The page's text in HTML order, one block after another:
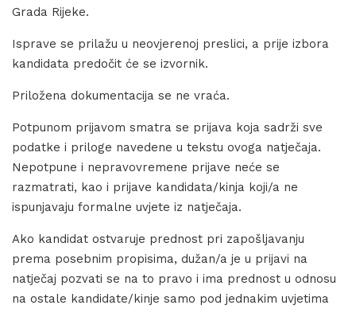
Grada Rijeke.
Isprave se prilažu u neovjerenoj preslici, a prije izbora
kandidata predočit će se izvornik.
Priložena dokumentacija se ne vraća.
Potpunom prijavom smatra se prijava koja sadrži sve
podatke i priloge navedene u tekstu ovoga natječaja.
Nepotpune i nepravovremene prijave neće se
razmatrati, kao i prijave kandidata/kinja koji/a ne
ispunjavaju formalne uvjete iz natječaja.
Ako kandidat ostvaruje prednost pri zapošljavanju
prema posebnim propisima, dužan/a je u prijavi na
natječaj pozvati se na to pravo i ima prednost u odnosu
na ostale kandidate/kinje samo pod jednakim uvjetima